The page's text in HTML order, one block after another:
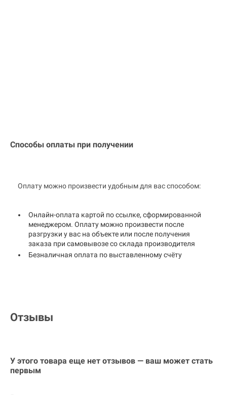
Способы оплаты при получении
Оплату можно произвести удобным для вас способом:
Онлайн-оплата картой по ссылке, сформированной
менеджером. Оплату можно произвести после
разгрузки у вас на объекте или после получения
заказа при самовывозе со склада производителя
Безналичная оплата по выставленному счёту
Отзывы
У этого товара еще нет отзывов — ваш может стать
первым